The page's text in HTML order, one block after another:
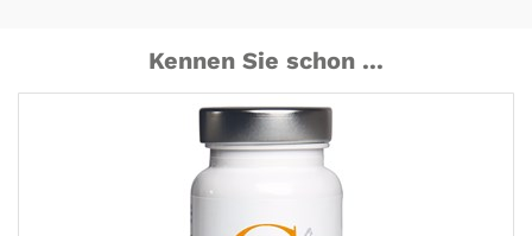
Kennen Sie schon ...